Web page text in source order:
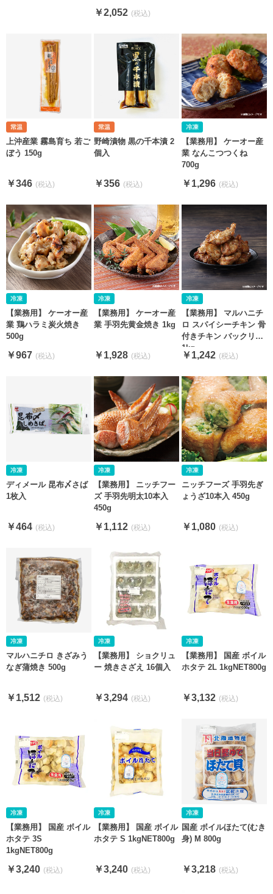
￥2,052
上沖産業 霧島育ち 若ご
ぼう 150g
￥346
野崎漬物 黒の千本漬 2
個入
￥356
【業務用】 ケーオー産
業 なんこつつくね
700g
￥1,296
【業務用】 ケーオー産
業 鶏ハラミ炭火焼き
500g
￥967
【業務用】 ケーオー産
業 手羽先黄金焼き 1kg
￥1,928
【業務用】 マルハニチ
ロ スパイシーチキン 骨
付きチキン バックリブ
1kg
￥1,242
ディメール 昆布〆さば
1枚入
￥464
【業務用】 ニッチフー
ズ 手羽先明太10本入
450g
￥1,112
ニッチフーズ 手羽先ぎ
ょうざ10本入 450g
￥1,080
マルハニチロ きざみう
なぎ蒲焼き 500g
￥1,512
【業務用】 ショクリュ
ー 焼きさざえ 16個入
￥3,294
【業務用】 国産 ボイル
ホタテ 2L 1kgNET800g
￥3,132
【業務用】 国産 ボイル
ホタテ 3S
1kgNET800g
￥3,240
【業務用】 国産 ボイル
ホタテ S 1kgNET800g
￥3,240
国産 ボイルほたて(むき
身) M 800g
￥3,218